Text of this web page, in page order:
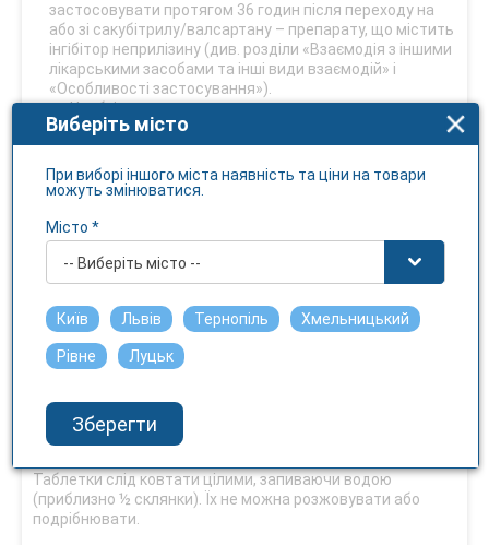
застосовувати протягом 36 годин після переходу на
або зі сакубітрилу/валсартану – препарату, що містить
інгібітор неприлізину (див. розділи «Взаємодія з іншими
лікарськими засобами та інші види взаємодій» і
«Особливості застосування»).
Необхідно уникати одночасного застосування
інгібіторів АПФ та екстракорпоральних методів
лікування, які призводять до контакту крові з
негативно зарядженими поверхнями, оскільки таке
застосування може призвести до анафілактоїдних
іншими лікарськими засобами та інші види взаємодій»).
Спосіб застосування та дози
Дозування та період лікування залежить від стану
пацієнта, необхідності супутнього лікування та завжди
визначається лікарем.
самий час. Препарат можна приймати незалежно від
вживання їжі, оскільки вживання їжі не впливає на його
біодоступність (див. розділ «Фармакокінетика»).
Таблетки слід ковтати цілими, запиваючи водою
(приблизно ½ склянки). Їх не можна розжовувати або
подрібнювати.
Виберіть місто
При виборі іншого міста наявність та ціни на товари
можуть змінюватися.
Місто *
-- Виберіть місто --
Київ Львів Тернопіль Хмельницький
Рівне Луцьк
Зберегти